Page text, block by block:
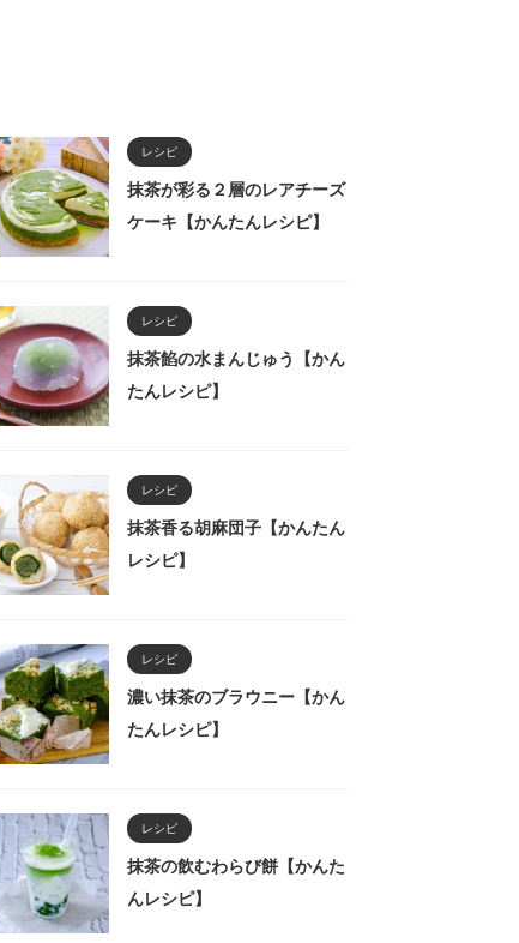
レシピ
抹茶が彩る２層のレアチーズ
ケーキ【かんたんレシピ】
レシピ
抹茶餡の水まんじゅう【かん
たんレシピ】
レシピ
抹茶香る胡麻団子【かんたん
レシピ】
レシピ
濃い抹茶のブラウニー【かん
たんレシピ】
レシピ
抹茶の飲むわらび餅【かんた
んレシピ】